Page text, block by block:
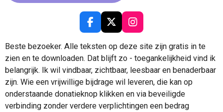
F
a
c
e
b
o
o
k
X
I
n
s
a
g
r
a
Beste bezoeker. Alle teksten op deze site zijn gratis in te
zien en te downloaden. Dat blijft zo - toegankelijkheid vind ik
belangrijk. Ik wil vindbaar, zichtbaar, leesbaar en benaderbaar
zijn. Wie een vrijwillige bijdrage wil leveren, die kan op
onderstaande donatieknop klikken en via beveiligde
verbinding zonder verdere verplichtingen een bedrag